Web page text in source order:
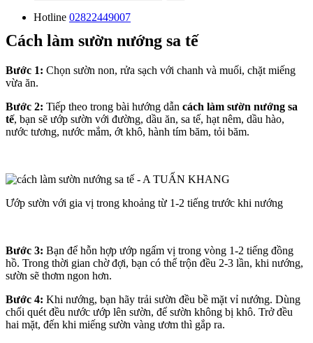
Hotline 02822449007
Cách làm sườn nướng sa tế
Bước 1: Chọn sườn non, rửa sạch với chanh và muối, chặt miếng
vừa ăn.
Bước 2: Tiếp theo trong bài hướng dẫn cách làm sườn nướng sa
tế, bạn sẽ ướp sườn với đường, dầu ăn, sa tế, hạt nêm, dầu hào,
nước tương, nước mắm, ớt khô, hành tím băm, tỏi băm.
Ướp sườn với gia vị trong khoảng từ 1-2 tiếng trước khi nướng
Bước 3: Bạn để hỗn hợp ướp ngấm vị trong vòng 1-2 tiếng đồng
hồ. Trong thời gian chờ đợi, bạn có thể trộn đều 2-3 lần, khi nướng,
sườn sẽ thơm ngon hơn.
Bước 4: Khi nướng, bạn hãy trải sườn đều bề mặt vỉ nướng. Dùng
chổi quét đều nước ướp lên sườn, để sườn không bị khô. Trở đều
hai mặt, đến khi miếng sườn vàng ươm thì gắp ra.